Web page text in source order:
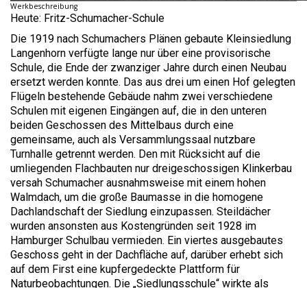
Werkbeschreibung
Heute: Fritz-Schumacher-Schule
Die 1919 nach Schumachers Plänen gebaute Kleinsiedlung
Langenhorn verfügte lange nur über eine provisorische
Schule, die Ende der zwanziger Jahre durch einen Neubau
ersetzt werden konnte. Das aus drei um einen Hof gelegten
Flügeln bestehende Gebäude nahm zwei verschiedene
Schulen mit eigenen Eingängen auf, die in den unteren
beiden Geschossen des Mittelbaus durch eine
gemeinsame, auch als Versammlungssaal nutzbare
Turnhalle getrennt werden. Den mit Rücksicht auf die
umliegenden Flachbauten nur dreigeschossigen Klinkerbau
versah Schumacher ausnahmsweise mit einem hohen
Walmdach, um die große Baumasse in die homogene
Dachlandschaft der Siedlung einzupassen. Steildächer
wurden ansonsten aus Kostengründen seit 1928 im
Hamburger Schulbau vermieden. Ein viertes ausgebautes
Geschoss geht in der Dachfläche auf, darüber erhebt sich
auf dem First eine kupfergedeckte Plattform für
Naturbeobachtungen. Die „Siedlungsschule“ wirkte als